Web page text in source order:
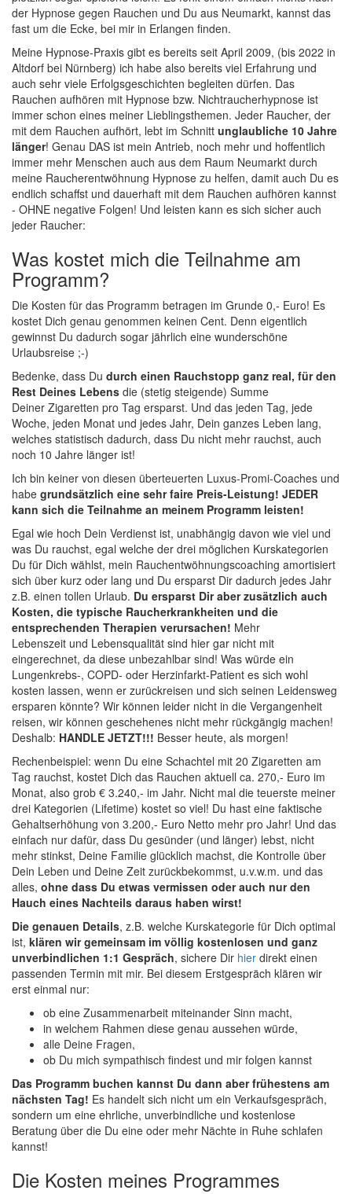
der Hypnose gegen Rauchen und Du aus Neumarkt, kannst das
fast um die Ecke, bei mir in Erlangen finden.
Meine Hypnose-Praxis gibt es bereits seit April 2009, (bis 2022 in
Altdorf bei Nürnberg) ich habe also bereits viel Erfahrung und
auch sehr viele Erfolgsgeschichten begleiten dürfen. Das
Rauchen aufhören mit Hypnose bzw. Nichtraucherhypnose ist
immer schon eines meiner Lieblingsthemen. Jeder Raucher, der
mit dem Rauchen aufhört, lebt im Schnitt unglaubliche 10 Jahre
länger! Genau DAS ist mein Antrieb, noch mehr und hoffentlich
immer mehr Menschen auch aus dem Raum Neumarkt durch
meine Raucherentwöhnung Hypnose zu helfen, damit auch Du es
endlich schaffst und dauerhaft mit dem Rauchen aufhören kannst
- OHNE negative Folgen! Und leisten kann es sich sicher auch
jeder Raucher:
Was kostet mich die Teilnahme am
Programm?
Die Kosten für das Programm betragen im Grunde 0,- Euro! Es
kostet Dich genau genommen keinen Cent. Denn eigentlich
gewinnst Du dadurch sogar jährlich eine wunderschöne
Urlaubsreise ;-)
Bedenke, dass Du durch einen Rauchstopp ganz real, für den
Rest Deines Lebens die (stetig steigende) Summe
Deiner Zigaretten pro Tag ersparst. Und das jeden Tag, jede
Woche, jeden Monat und jedes Jahr, Dein ganzes Leben lang,
welches statistisch dadurch, dass Du nicht mehr rauchst, auch
noch 10 Jahre länger ist!
Ich bin keiner von diesen überteuerten Luxus-Promi-Coaches und
habe grundsätzlich eine sehr faire Preis-Leistung! JEDER
kann sich die Teilnahme an meinem Programm leisten!
Egal wie hoch Dein Verdienst ist, unabhängig davon wie viel und
was Du rauchst, egal welche der drei möglichen Kurskategorien
Du für Dich wählst, mein Rauchentwöhnungscoaching amortisiert
sich über kurz oder lang und Du ersparst Dir dadurch jedes Jahr
z.B. einen tollen Urlaub. Du ersparst Dir aber zusätzlich auch
Kosten, die typische Raucherkrankheiten und die
entsprechenden Therapien verursachen! Mehr
Lebenszeit und Lebensqualität sind hier gar nicht mit
eingerechnet, da diese unbezahlbar sind! Was würde ein
Lungenkrebs-, COPD- oder Herzinfarkt-Patient es sich wohl
kosten lassen, wenn er zurückreisen und sich seinen Leidensweg
ersparen könnte? Wir können leider nicht in die Vergangenheit
reisen, wir können geschehenes nicht mehr rückgängig machen!
Deshalb: HANDLE JETZT!!! Besser heute, als morgen!
Rechenbeispiel: wenn Du eine Schachtel mit 20 Zigaretten am
Tag rauchst, kostet Dich das Rauchen aktuell ca. 270,- Euro im
Monat, also grob € 3.240,- im Jahr. Nicht mal die teuerste meiner
drei Kategorien (Lifetime) kostet so viel! Du hast eine faktische
Gehaltserhöhung von 3.200,- Euro Netto mehr pro Jahr! Und das
einfach nur dafür, dass Du gesünder (und länger) lebst, nicht
mehr stinkst, Deine Familie glücklich machst, die Kontrolle über
Dein Leben und Deine Zeit zurückbekommst, u.v.w.m. und das
alles, ohne dass Du etwas vermissen oder auch nur den
Hauch eines Nachteils daraus haben wirst!
Die genauen Details, z.B. welche Kurskategorie für Dich optimal
ist, klären wir gemeinsam im völlig kostenlosen und ganz
unverbindlichen 1:1 Gespräch, sichere Dir hier direkt einen
passenden Termin mit mir. Bei diesem Erstgespräch klären wir
erst einmal nur:
ob eine Zusammenarbeit miteinander Sinn macht,
in welchem Rahmen diese genau aussehen würde,
alle Deine Fragen,
ob Du mich sympathisch findest und mir folgen kannst
Das Programm buchen kannst Du dann aber frühestens am
nächsten Tag! Es handelt sich nicht um ein Verkaufsgespräch,
sondern um eine ehrliche, unverbindliche und kostenlose
Beratung über die Du eine oder mehr Nächte in Ruhe schlafen
kannst!
Die Kosten meines Programmes